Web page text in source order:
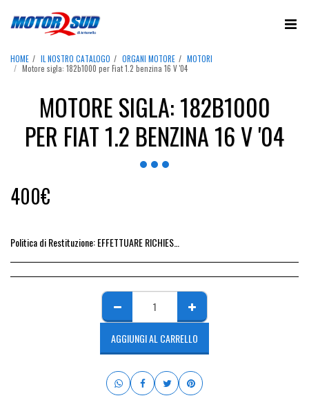
HOME IL NOSTRO CATALOGO ORGANI MOTORE
MOTORI
Motore sigla: 182b1000 per Fiat 1.2 benzina 16 V '04
MOTORE SIGLA: 182B1000
PER FIAT 1.2 BENZINA 16 V '04
400€
Politica di Restituzione:EFFETTUARE RICHIESTA DI RESO ENTRO 14 GIORNI DALL&#039;ACQUISTO DEL RICAMBIO, IL RIMBORSO VIENE EMESSO ALLA CONSEGNA DEL RICAMBIO IN SEDE.
AGGIUNGI AL CARRELLO